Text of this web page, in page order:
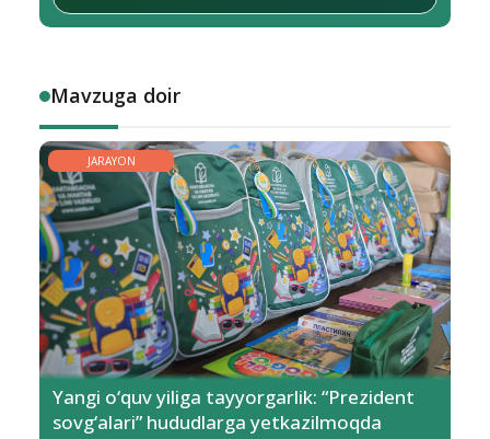
Mavzuga doir
JARAYON
Yangi o‘quv yiliga tayyorgarlik: “Prezident
sovg‘alari” hududlarga yetkazilmoqda